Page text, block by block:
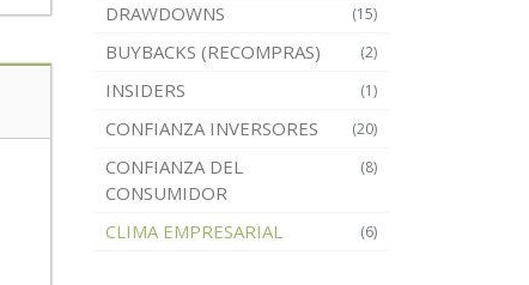
(15)
DRAWDOWNS
(2)
BUYBACKS (RECOMPRAS)
(1)
INSIDERS
(20)
CONFIANZA INVERSORES
(8)
CONFIANZA DEL
CONSUMIDOR
(6)
CLIMA EMPRESARIAL